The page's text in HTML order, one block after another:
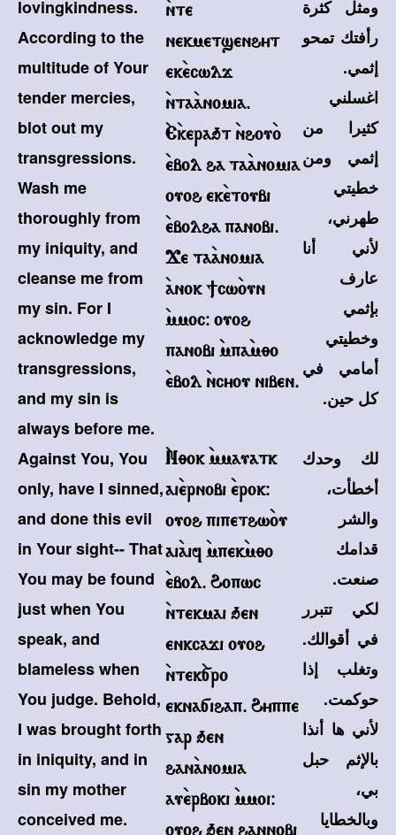
lovingkindness.
According to the
multitude of Your
tender mercies,
blot out my
transgressions.
Wash me
thoroughly from
my iniquity, and
cleanse me from
my sin. For I
acknowledge my
transgressions,
and my sin is
always before me.
`nte
nekmetsenhyt
ek`ecwlj
`nta`anomia.
`E`keraqt `nhou`o
`ebol ha ta`anomia
ouoh ek`etoubi
`ebolha panobi.
Je ta`anomia
`anok ]cw`oun
`mmoc@ ouoh
panobi `mpa`m;o
`ebol `ncyou niben.
ومثل كثرة
رأفتك تمحو
إثمي.
اغسلني
كثيرا من
إثمي ومن
خطيتي
طهرني،
لأني أنا
عارف
بإثمي
وخطيتي
أمامي في
كل حين.
Against You, You
only, have I sinned,
and done this evil
in Your sight-- That
You may be found
just when You
speak, and
blameless when
You judge. Behold,
I was brought forth
in iniquity, and in
sin my mother
conceived me.
`N;ok `mmauatk
ai`ernobi `erok@
ouoh pipethw`ou
ai`aif `mpek`m;o
`ebol. Hopwc
`ntekmai qen
enkcaji ouoh
`ntek`[ro
ekna[ihap. Hyppe
gar qen
han`anomia
au`erboki `mmoi@
ouoh qen hannobi
لك وحدك
أخطأت،
والشر
قدامك
صنعت.
لكي تتبرر
في أقوالك.
وتغلب إذا
حوكمت.
لأني ها أنذا
بالإثم حبل
بي،
وبالخطايا